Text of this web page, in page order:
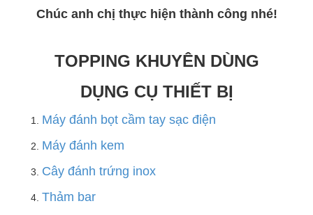
Chúc anh chị thực hiện thành công nhé!
TOPPING KHUYÊN DÙNG
DỤNG CỤ THIẾT BỊ
Máy đánh bọt cầm tay sạc điện
Máy đánh kem
Cây đánh trứng inox
Thảm bar